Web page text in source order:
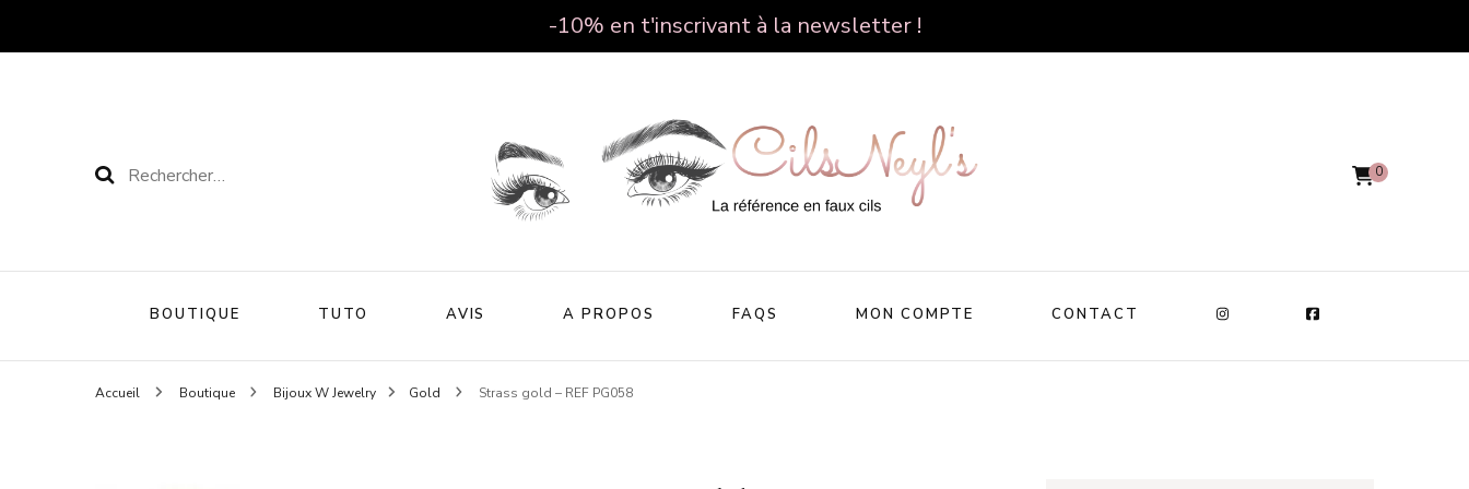
-10% en t'inscrivant à la newsletter !
Rechercher :
Cilsneyl's
0
BOUTIQUE
Cils adhésifs
TUTO AVIS A PROPOS FAQS MON COMPTE CONTACT
Accueil Boutique Bijoux W Jewelry Gold Strass gold – REF PG058